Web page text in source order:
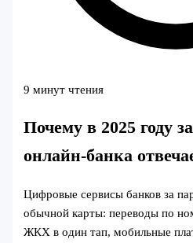
9 минут чтения
Почему в 2025 году
онлайн-банка
Цифровые сервисы банков за
обычной карты: переводы по
ЖКХ в один тап, мобильные